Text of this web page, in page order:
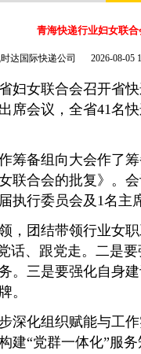
青海快递行业妇女联
达国际快递公司 2026-08-05
妇女联合会召开省
席会议，全省41名
筹备组向大会作了
联合会的批复》。
执行委员会及1名主
，团结带领行业女
话、跟党走。二是
。三是要强化自身
。
深化组织赋能与工
建“党群一体化”服